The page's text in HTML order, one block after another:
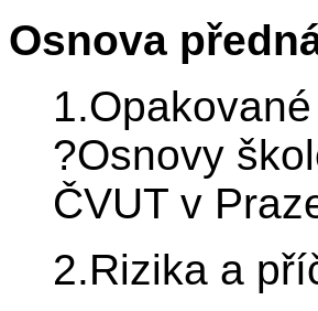
Osnova
?Osnovy
ČVUT v
2.Rizika a